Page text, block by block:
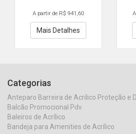
A partir de R$ 941,60
Mais Detalhes
Categorias
Anteparo Barreira de Acrilico Proteção e
Balcão Promocional Pdv
Baleiros de Acrílico
Bandeja para Amenities de Acrílico